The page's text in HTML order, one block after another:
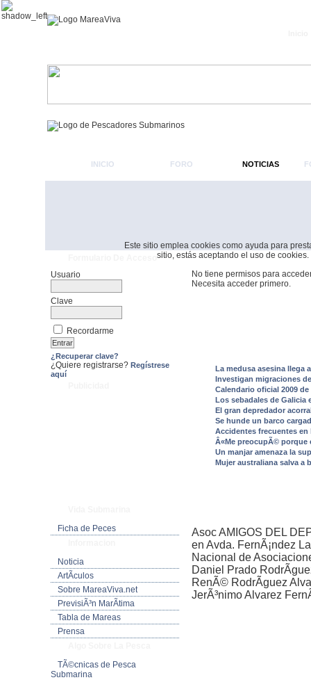
Este sitio emplea cookies como ayuda para
sitio, estás aceptando el uso de cookies.
INICIO FORO NOTICIAS
Usuario
Clave
Recordarme
¿Recuperar clave?
¿Quiere registrarse? Regístrese
aquí
Ficha de Peces
Noticia
ArtÃ­culos
Sobre MareaViva.net
PrevisiÃ³n MarÃ­tima
Tabla de Mareas
Prensa
TÃ©cnicas de Pesca
Submarina
No tiene permisos para
Necesita acceder primero.
La medusa asesina llega
Investigan migraciones
Calendario oficial 2009
Los sebadales de
El gran depredador
Se hunde un barco
Accidentes frecuentes en
Â«Me preocupÃ© porque
Un manjar amenaza la
Mujer australiana salva a
Asoc AMIGOS DEL
en Avda. FernÃ¡ndez
Nacional de
Daniel Prado
RenÃ© RodrÃ­guez
JerÃ³nimo Alvarez